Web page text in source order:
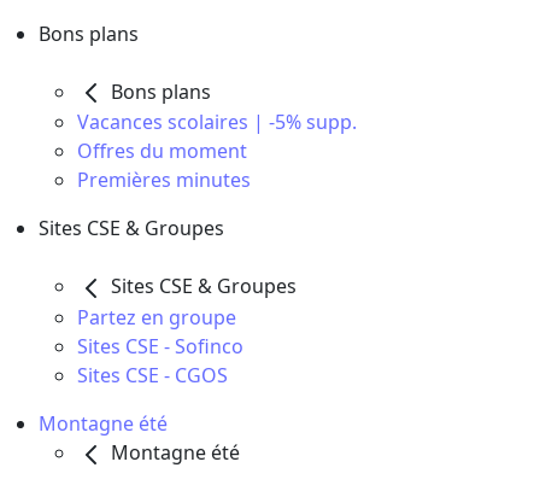
Bons plans
Bons plans
Vacances scolaires | -5% supp.
Offres du moment
Premières minutes
Sites CSE & Groupes
Sites CSE & Groupes
Partez en groupe
Sites CSE - Sofinco
Sites CSE - CGOS
Montagne été
Montagne été